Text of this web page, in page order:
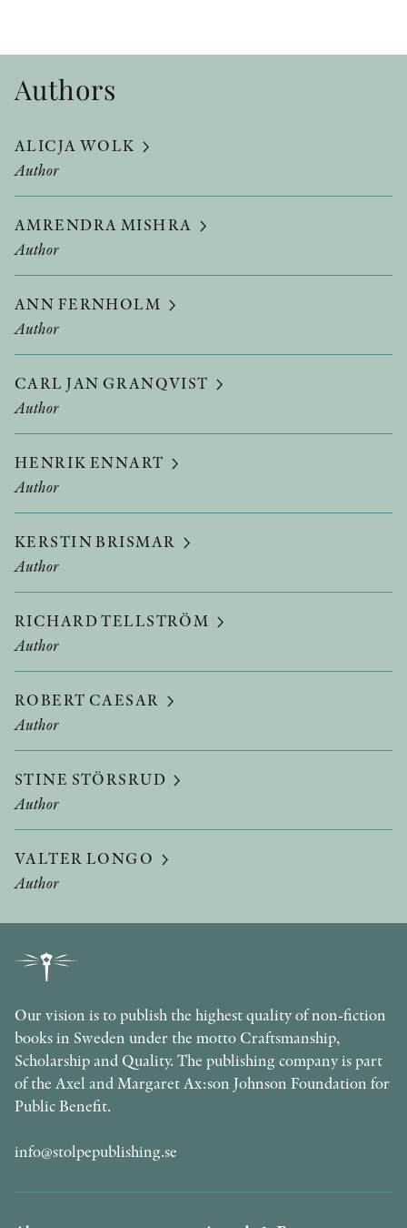
Authors
ALICJA WOLK
Author
AMRENDRA MISHRA
Author
ANN FERNHOLM
Author
CARL JAN GRANQVIST
Author
HENRIK ENNART
Author
KERSTIN BRISMAR
Author
RICHARD TELLSTRÖM
Author
ROBERT CAESAR
Author
STINE STÖRSRUD
Author
VALTER LONGO
Author
Our vision is to publish the highest quality of non-fiction
books in Sweden under the motto Craftsmanship,
Scholarship and Quality. The publishing company is part
of the Axel and Margaret Ax:son Johnson Foundation for
Public Benefit.
info@stolpepublishing.se